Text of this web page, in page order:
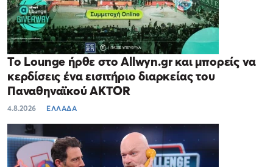
Το Lounge ήρθε στο Allwyn.gr και μπορείς να
κερδίσεις ένα εισιτήριο διαρκείας του
Παναθηναϊκού AKTOR
4.8.2026 ΕΛΛΑΔΑ